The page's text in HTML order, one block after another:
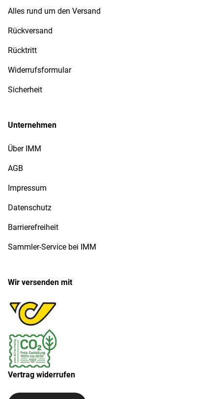
Alles rund um den Versand
Rückversand
Rücktritt
Widerrufsformular
Sicherheit
Unternehmen
Über IMM
AGB
Impressum
Datenschutz
Barrierefreiheit
Sammler-Service bei IMM
Wir versenden mit
Vertrag widerrufen